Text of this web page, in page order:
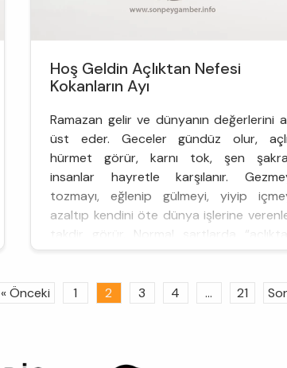
Hoş Geldin Açlıktan Nefesi
Kokanların Ayı
Ramazan gelir ve dünyanın değerlerini
üst eder. Geceler gündüz olur,
hürmet görür, karnı tok, şen
insanlar hayretle karşılanır.
tozmayı, eğlenip gülmeyi, yiyip
azaltıp kendini öte dünya işlerine
takdir görür. Normal şartlarda “açlıktan
nefesi kokmak” acınacak bir d...
« Önceki 1 2 3 4 ... 21